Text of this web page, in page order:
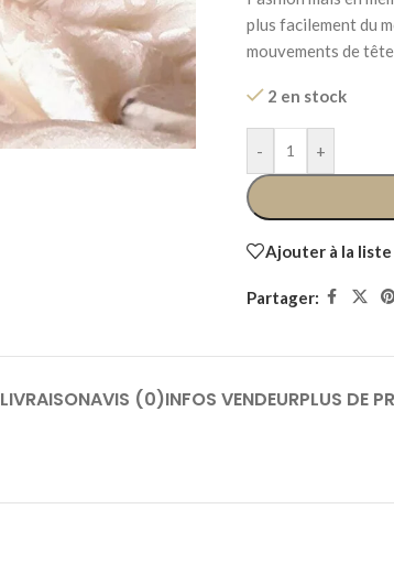
plus facilement du
mouvements de
2 en stock
- +
Ajouter à la
Partager:
LIVRAISONAVIS (0)INFOS VENDEURPLUS DE